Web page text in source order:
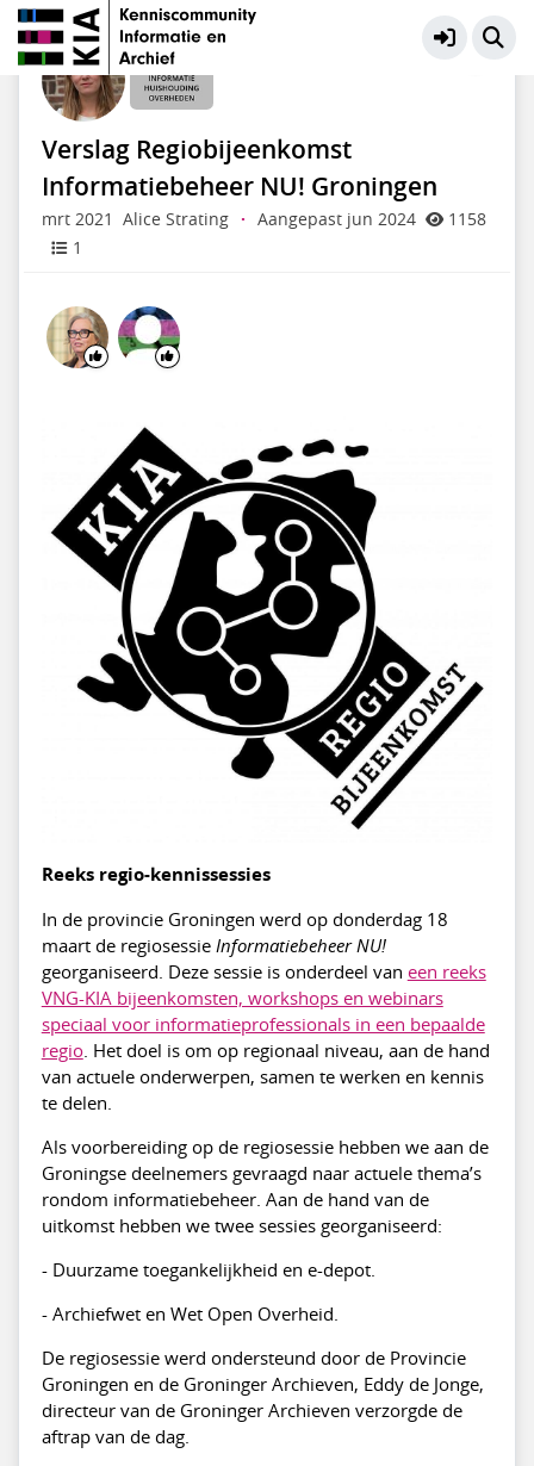
Informatiehuishouding Overheden
Verslag Regiobijeenkomst
Informatiebeheer NU! Groningen
mrt 2021 Alice Strating · Aangepast jun 2024
1158
1
Reeks regio-kennissessies
In de provincie Groningen werd op donderdag 18
maart de regiosessie Informatiebeheer NU!
georganiseerd. Deze sessie is onderdeel van een reeks
VNG-KIA bijeenkomsten, workshops en webinars
speciaal voor informatieprofessionals in een bepaalde
regio. Het doel is om op regionaal niveau, aan de hand
van actuele onderwerpen, samen te werken en kennis
te delen.
Als voorbereiding op de regiosessie hebben we aan de
Groningse deelnemers gevraagd naar actuele thema’s
rondom informatiebeheer. Aan de hand van de
uitkomst hebben we twee sessies georganiseerd:
- Duurzame toegankelijkheid en e-depot.
- Archiefwet en Wet Open Overheid.
De regiosessie werd ondersteund door de Provincie
Groningen en de Groninger Archieven, Eddy de Jonge,
directeur van de Groninger Archieven verzorgde de
aftrap van de dag.